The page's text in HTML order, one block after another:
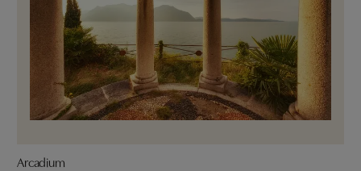
Arcadium